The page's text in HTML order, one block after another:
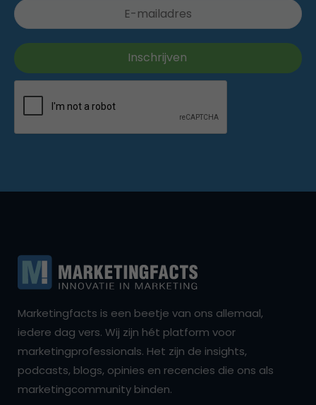
Marketingfacts is een beetje van ons allemaal,
iedere dag vers. Wij zijn hét platform voor
marketingprofessionals. Het zijn de insights,
podcasts, blogs, opinies en recencies die ons als
marketingcommunity binden.